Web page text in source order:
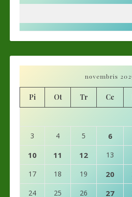
novembris
Pi Ot Tr Ce
3 4 5 6
10 11 12 13
17 18 19 20
24 25 26 27